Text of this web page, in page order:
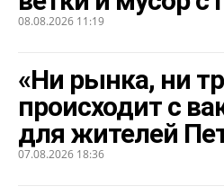
08.08.2026 11:19
«Ни рынка, ни
происходит с
для жителей
07.08.2026 18:36